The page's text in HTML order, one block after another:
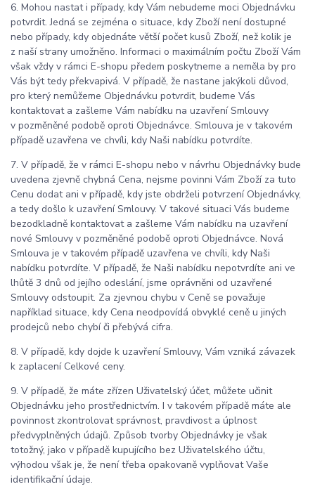
6. Mohou nastat i případy, kdy Vám nebudeme moci Objednávku
potvrdit. Jedná se zejména o situace, kdy Zboží není dostupné
nebo případy, kdy objednáte větší počet kusů Zboží, než kolik je
z naší strany umožněno. Informaci o maximálním počtu Zboží Vám
však vždy v rámci E-shopu předem poskytneme a neměla by pro
Vás být tedy překvapivá. V případě, že nastane jakýkoli důvod,
pro který nemůžeme Objednávku potvrdit, budeme Vás
kontaktovat a zašleme Vám nabídku na uzavření Smlouvy
v pozměněné podobě oproti Objednávce. Smlouva je v takovém
případě uzavřena ve chvíli, kdy Naši nabídku potvrdíte.
7. V případě, že v rámci E-shopu nebo v návrhu Objednávky bude
uvedena zjevně chybná Cena, nejsme povinni Vám Zboží za tuto
Cenu dodat ani v případě, kdy jste obdrželi potvrzení Objednávky,
a tedy došlo k uzavření Smlouvy. V takové situaci Vás budeme
bezodkladně kontaktovat a zašleme Vám nabídku na uzavření
nové Smlouvy v pozměněné podobě oproti Objednávce. Nová
Smlouva je v takovém případě uzavřena ve chvíli, kdy Naši
nabídku potvrdíte. V případě, že Naši nabídku nepotvrdíte ani ve
lhůtě 3 dnů od jejího odeslání, jsme oprávněni od uzavřené
Smlouvy odstoupit. Za zjevnou chybu v Ceně se považuje
například situace, kdy Cena neodpovídá obvyklé ceně u jiných
prodejců nebo chybí či přebývá cifra.
8. V případě, kdy dojde k uzavření Smlouvy, Vám vzniká závazek
k zaplacení Celkové ceny.
9. V případě, že máte zřízen Uživatelský účet, můžete učinit
Objednávku jeho prostřednictvím. I v takovém případě máte ale
povinnost zkontrolovat správnost, pravdivost a úplnost
předvyplněných údajů. Způsob tvorby Objednávky je však
totožný, jako v případě kupujícího bez Uživatelského účtu,
výhodou však je, že není třeba opakovaně vyplňovat Vaše
identifikační údaje.